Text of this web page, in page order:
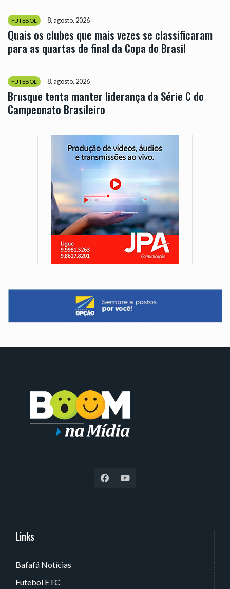
FUTEBOL 8, agosto, 2026
Quais os clubes que mais vezes se classificaram
para as quartas de final da Copa do Brasil
FUTEBOL 8, agosto, 2026
Brusque tenta manter liderança da Série C do
Campeonato Brasileiro
Links
Bafafá Notícias
Futebol ETC
Serviços